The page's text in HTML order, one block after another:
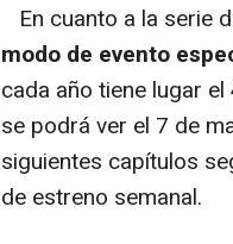
En cuanto a la serie
modo de evento
cada año tiene lugar el
se podrá ver el 7 de
siguientes capítulos
de estreno semanal.